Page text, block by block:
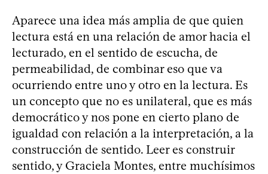
Aparece una idea más amplia de que quien
lectura está en una relación de amor hacia el
lecturado, en el sentido de escucha, de
permeabilidad, de combinar eso que va
ocurriendo entre uno y otro en la lectura. Es
un concepto que no es unilateral, que es más
democrático y nos pone en cierto plano de
igualdad con relación a la interpretación, a la
construcción de sentido. Leer es construir
sentido, y Graciela Montes, entre muchísimos